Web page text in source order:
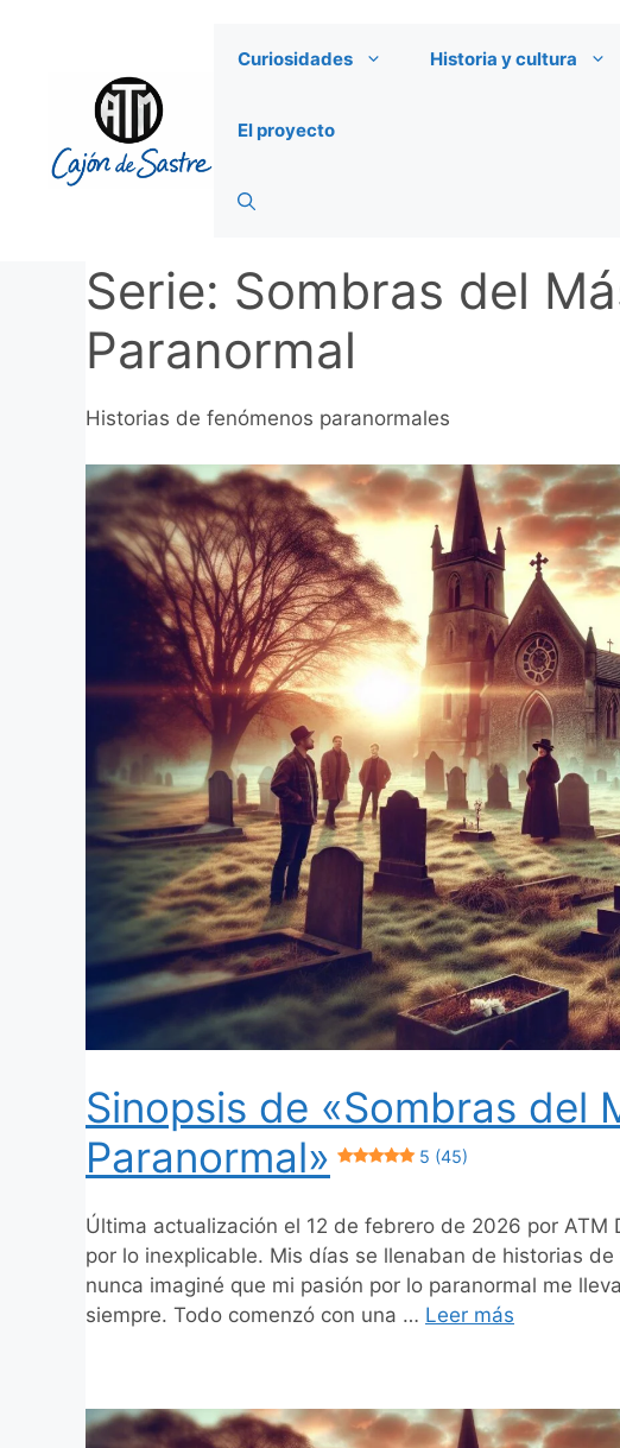
Curiosidades Historia y cultura
El proyecto
Serie: Sombras del
Paranormal
Historias de fenómenos paranormales
Sinopsis de «Sombras del
Paranormal»
5 (45)
Última actualización el 12 de febrero de 2026 por
por lo inexplicable. Mis días se llenaban de historias
nunca imaginé que mi pasión por lo paranormal me
siempre. Todo comenzó con una … Leer más